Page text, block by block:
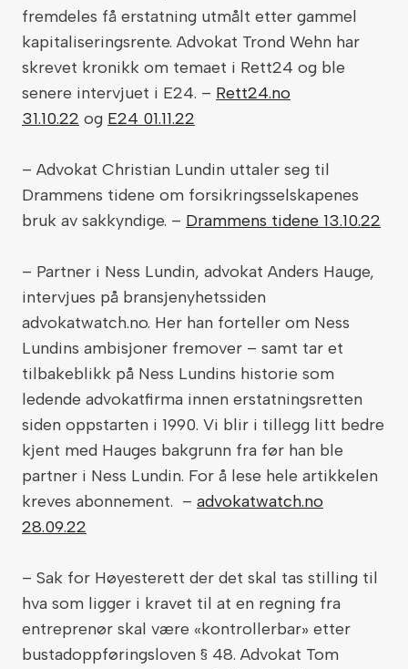
fremdeles få erstatning utmålt etter gammel
kapitaliseringsrente. Advokat Trond Wehn har
skrevet kronikk om temaet i Rett24 og ble
senere intervjuet i E24. – Rett24.no
31.10.22 og E24 01.11.22
– Advokat Christian Lundin uttaler seg til
Drammens tidene om forsikringsselskapenes
bruk av sakkyndige. – Drammens tidene 13.10.22
– Partner i Ness Lundin, advokat Anders Hauge,
intervjues på bransjenyhetssiden
advokatwatch.no. Her han forteller om Ness
Lundins ambisjoner fremover – samt tar et
tilbakeblikk på Ness Lundins historie som
ledende advokatfirma innen erstatningsretten
siden oppstarten i 1990. Vi blir i tillegg litt bedre
kjent med Hauges bakgrunn fra før han ble
partner i Ness Lundin. For å lese hele artikkelen
kreves abonnement. – advokatwatch.no
28.09.22
– Sak for Høyesterett der det skal tas stilling til
hva som ligger i kravet til at en regning fra
entreprenør skal være «kontrollerbar» etter
bustadoppføringsloven § 48. Advokat Tom